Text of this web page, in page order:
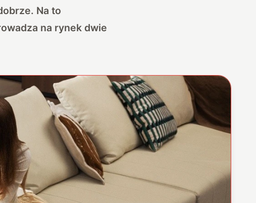
Na to
na rynek dwie